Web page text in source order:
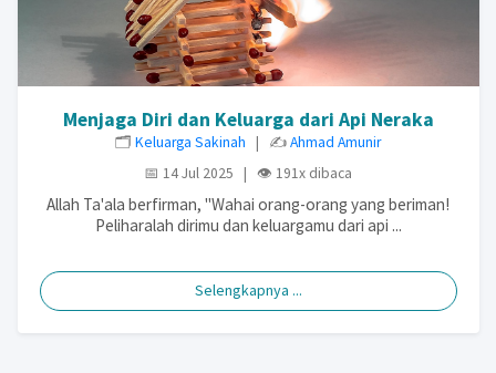
Menjaga Diri dan Keluarga dari Api Neraka
🗂️ Keluarga Sakinah | ✍️Ahmad Amunir
📅 14 Jul 2025 | 👁️ 191x dibaca
Allah Ta'ala berfirman, "Wahai orang-orang yang beriman!
Peliharalah dirimu dan keluargamu dari api ...
Selengkapnya ...